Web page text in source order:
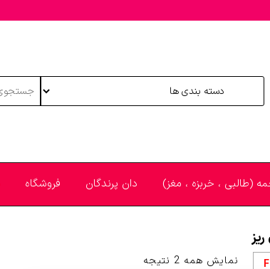
(طالبی ، خربزه ، مغز) دان پرندگان فروشگاه
نمایش همه 2 نتیجه